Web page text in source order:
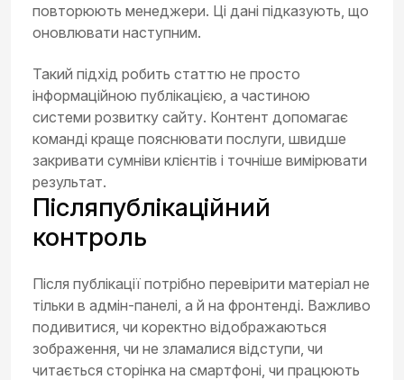
повторюють менеджери. Ці дані підказують, що
оновлювати наступним.
Такий підхід робить статтю не просто
інформаційною публікацією, а частиною
системи розвитку сайту. Контент допомагає
команді краще пояснювати послуги, швидше
закривати сумніви клієнтів і точніше вимірювати
результат.
Післяпублікаційний
контроль
Після публікації потрібно перевірити матеріал не
тільки в адмін-панелі, а й на фронтенді. Важливо
подивитися, чи коректно відображаються
зображення, чи не зламалися відступи, чи
читається сторінка на смартфоні, чи працюють